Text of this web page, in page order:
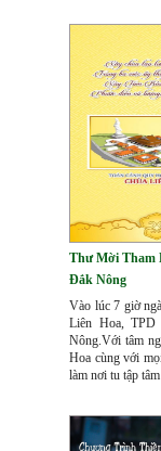
Thư Mời Tham
Đắk Nông
Vào lúc 7 giờ
Liên Hoa,
Nông.Với tâm
Hoa cùng với
làm nơi tu tập